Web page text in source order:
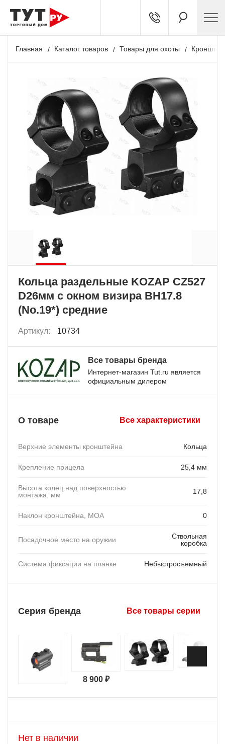
Главная Каталог товаров Товары для охоты
Кольца раздельные KOZAP CZ527
D26мм с окном визира BH17.8
(No.19*) средние
Артикул: 10734
Все товары бренда
Интернет-магазин Tut.ru является
официальным дилером
О товаре Все характеристики
Верхние элементы кронштейна Кольца
Крепление прицела 25,4 мм
Высота колец над поверхностью
монтажа, мм
17,8
Наклон кронштейна, MOA 0
Посадочное место на оружии
Ствольная
коробка
Система фиксации на планке Небыстросъемный
Серия бренда Все товары серии
8 900 ₽
Нет в наличии